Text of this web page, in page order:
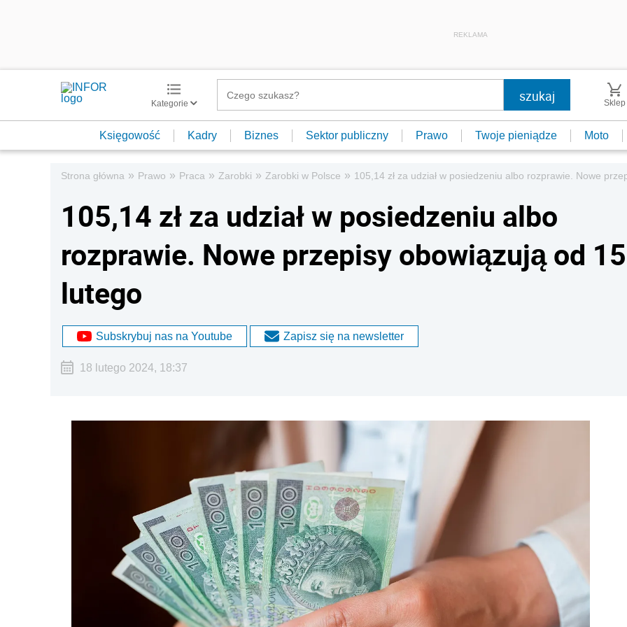
REKLAMA
Kategorie Sklep
Księgowość Kadry Biznes Sektor publiczny Prawo Twoje pieniądze Moto
Strona główna » Prawo » Praca » Zarobki » Zarobki w Polsce » 105,14 zł za udział w posiedzeniu albo rozprawie. Nowe
105,14 zł za udział w posiedzeniu albo
rozprawie. Nowe przepisy obowiązują od 15
lutego
Subskrybuj nas na Youtube Zapisz się na newsletter
18 lutego 2024, 18:37